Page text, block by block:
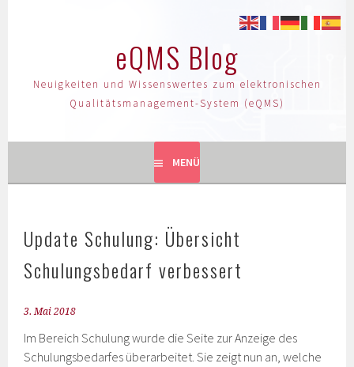
eQMS Blog
Neuigkeiten und Wissenswertes zum elektronischen
Qualitätsmanagement-System (eQMS)
MENÜ
Update Schulung: Übersicht
Schulungsbedarf verbessert
3. Mai 2018
Im Bereich Schulung wurde die Seite zur Anzeige des
Schulungsbedarfes überarbeitet. Sie zeigt nun an, welche